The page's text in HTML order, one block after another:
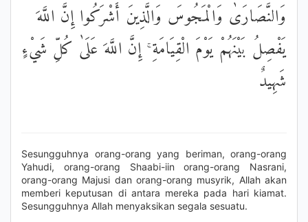
وَالنَّصَارَىٰ وَالْمَجُوسَ وَالَّذِينَ أَشْرَكُوا إِنَّ اللَّهَ
يَفْصِلُ بَيْنَهُمْ يَوْمَ الْقِيَامَةِ ۚ إِنَّ اللَّهَ عَلَىٰ كُلِّ شَيْءٍ
شَهِيدٌ
Sesungguhnya orang-orang yang beriman, orang-orang
Yahudi, orang-orang Shaabi-iin orang-orang Nasrani,
orang-orang Majusi dan orang-orang musyrik, Allah akan
memberi keputusan di antara mereka pada hari kiamat.
Sesungguhnya Allah menyaksikan segala sesuatu.